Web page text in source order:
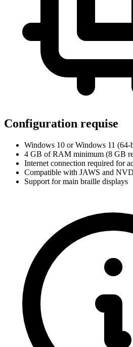
Configuration requise
Windows 10 or Windows 11 (64-
4 GB of RAM minimum (8 GB
Internet connection required for
Compatible with JAWS and
Support for main braille displays